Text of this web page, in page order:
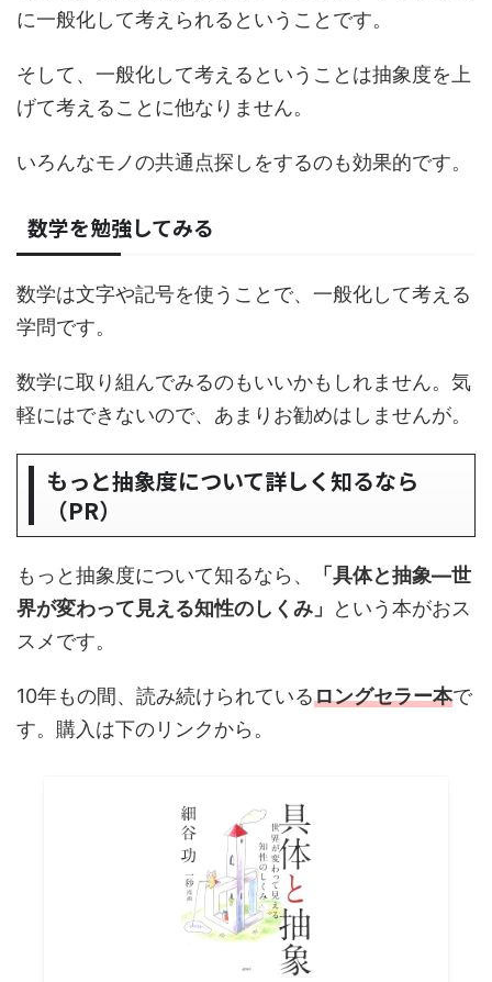
に一般化して考えられるということです。
そして、一般化して考えるということは抽象度を上
げて考えることに他なりません。
いろんなモノの共通点探しをするのも効果的です。
数学を勉強してみる
数学は文字や記号を使うことで、一般化して考える
学問です。
数学に取り組んでみるのもいいかもしれません。気
軽にはできないので、あまりお勧めはしませんが。
もっと抽象度について詳しく知るなら
（PR）
もっと抽象度について知るなら、
「具体と抽象―世
界が変わって見える知性のしくみ」
という本がおス
スメです。
10年もの間、読み続けられているロングセラー本で
す。購入は下のリンクから。